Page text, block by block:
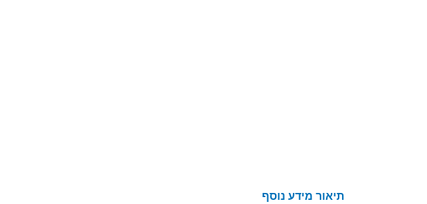
תיאור מידע נוסף